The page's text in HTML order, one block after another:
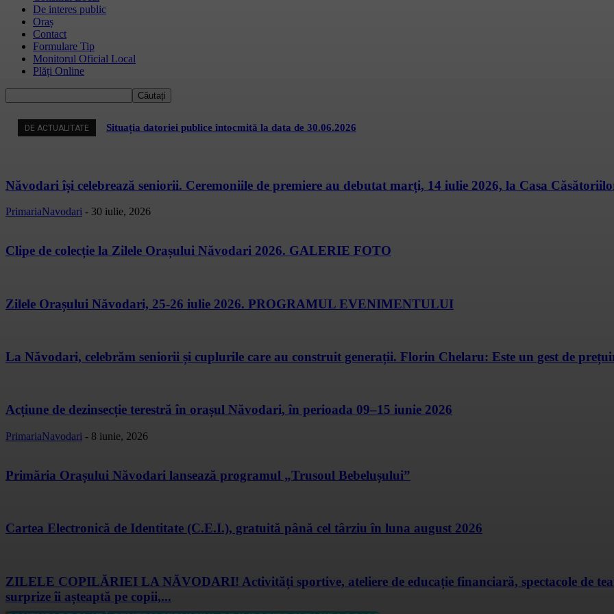
De interes public
Oraș
Contact
Formulare Tip
Monitorul Oficial Local
Plăți Online
DE ACTUALITATE Situația datoriei publice întocmită la data de 30.06.2026
Năvodari își celebrează seniorii. Ceremoniile de premiere au debutat marți, 14 iulie 2026, la Casa
PrimariaNavodari - 30 iulie, 2026
Clipe de colecție la Zilele Orașului Năvodari 2026. GALERIE FOTO
Zilele Orașului Năvodari, 25-26 iulie 2026. PROGRAMUL EVENIMENTULUI
La Năvodari, celebrăm seniorii și cuplurile care au construit generații. Florin Chelaru: Este un gest de
Acțiune de dezinsecție terestră în orașul Năvodari, în perioada 09–15 iunie 2026
PrimariaNavodari - 8 iunie, 2026
Primăria Orașului Năvodari lansează programul „Trusoul Bebelușului”
Cartea Electronică de Identitate (C.E.I.), gratuită până cel târziu în luna august 2026
ZILELE COPILĂRIEI LA NĂVODARI! Activități sportive, ateliere de educație financiară, spectacole de
surprize îi așteaptă pe copii,...